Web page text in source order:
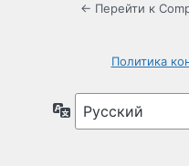
← Перейти к
Политика
Язык